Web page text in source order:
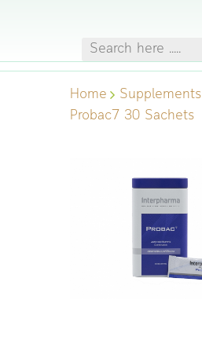
Home Supplements
Probac7 30 Sachets